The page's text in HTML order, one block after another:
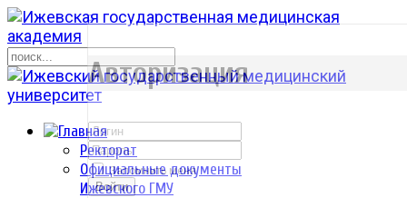
Ректорат
Официальные документы
Ижевского ГМУ
р
Авторизация
Запомнить меня
Войти